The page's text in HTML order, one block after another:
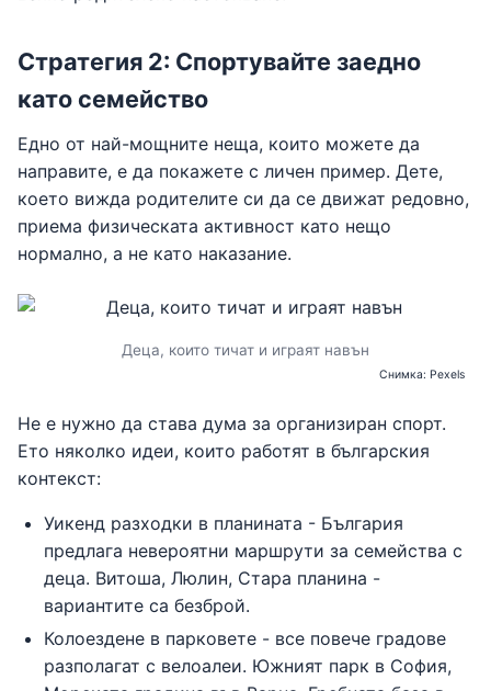
Стратегия 2: Спортувайте заедно
като семейство
Едно от най-мощните неща, които можете да
направите, е да покажете с личен пример. Дете,
което вижда родителите си да се движат редовно,
приема физическата активност като нещо
нормално, а не като наказание.
Деца, които тичат и играят навън
Снимка: Pexels
Не е нужно да става дума за организиран спорт.
Ето няколко идеи, които работят в българския
контекст:
Уикенд разходки в планината - България
предлага невероятни маршрути за семейства с
деца. Витоша, Люлин, Стара планина -
вариантите са безброй.
Колоездене в парковете - все повече градове
разполагат с велоалеи. Южният парк в София,